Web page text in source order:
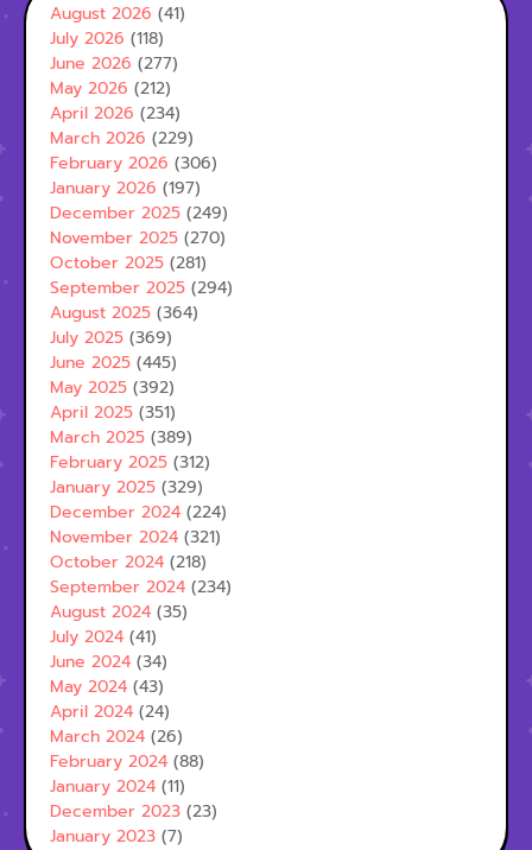
August 2026 (41)
July 2026 (118)
June 2026 (277)
May 2026 (212)
April 2026 (234)
March 2026 (229)
February 2026 (306)
January 2026 (197)
December 2025 (249)
November 2025 (270)
October 2025 (281)
September 2025 (294)
August 2025 (364)
July 2025 (369)
June 2025 (445)
May 2025 (392)
April 2025 (351)
March 2025 (389)
February 2025 (312)
January 2025 (329)
December 2024 (224)
November 2024 (321)
October 2024 (218)
September 2024 (234)
August 2024 (35)
July 2024 (41)
June 2024 (34)
May 2024 (43)
April 2024 (24)
March 2024 (26)
February 2024 (88)
January 2024 (11)
December 2023 (23)
January 2023 (7)